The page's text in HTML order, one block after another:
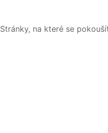
Stránky, na které se